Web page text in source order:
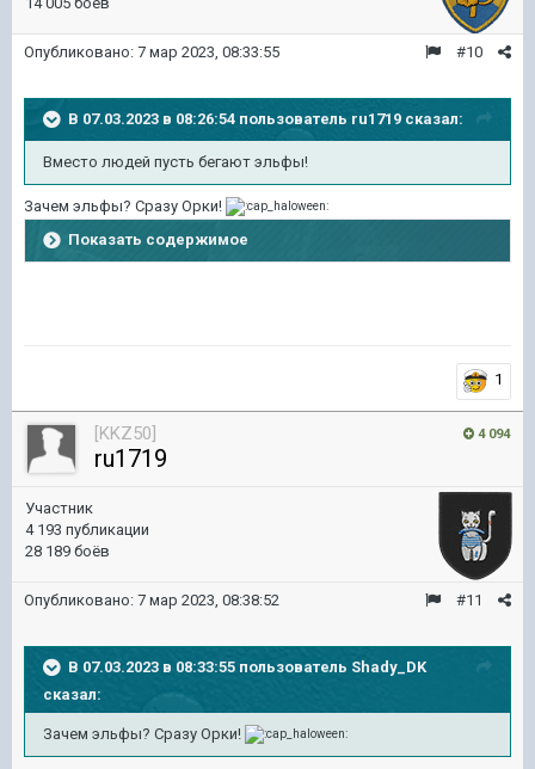
#10
Опубликовано: 7 мар 2023, 08:33:55
В 07.03.2023 в 08:26:54 пользователь ru1719 сказал:
Вместо людей пусть бегают эльфы!
Зачем эльфы? Сразу Орки!
Показать содержимое
1
4 094
[KKZ50]
ru1719
Участник
4 193 публикации
28 189 боёв
#11
Опубликовано: 7 мар 2023, 08:38:52
В 07.03.2023 в 08:33:55 пользователь Shady_DK
сказал:
Зачем эльфы? Сразу Орки!